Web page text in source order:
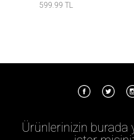
599.99 TL
Ürünlerinizin burada